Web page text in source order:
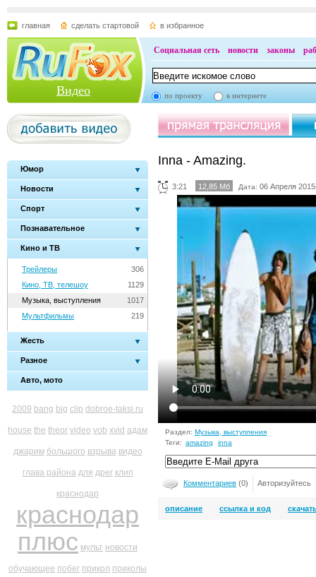
главная сделать стартовой в избранное
Видео
Социальная сеть новости законы
по проекту в интернете
Юмор
Новости
Спорт
Познавательное
Кино и ТВ
306
Трейлеры
1129
Кино, ТВ, телешоу
1017
Музыка, выступления
219
Мультфильмы
Жесть
Разное
Авто, мото
2009 bang big clip dobroe-taksi.ru
house the theor video vob xvid адам
джарим большого взрыва видео
глава района для дрег клип
краснодар
краснодар
плюс мульт новости
обучающее побег прикол приколы
Inna - Amazing.
3:21 12,85 Мб Дата: 06 Апреля
Раздел: Музыка, выступления
Теги: amazing inna
Комментариев (0) Авторизуйтесь
описание ссылка и код